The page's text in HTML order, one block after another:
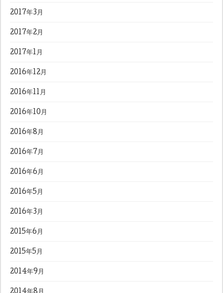
2017年3月
2017年2月
2017年1月
2016年12月
2016年11月
2016年10月
2016年8月
2016年7月
2016年6月
2016年5月
2016年3月
2015年6月
2015年5月
2014年9月